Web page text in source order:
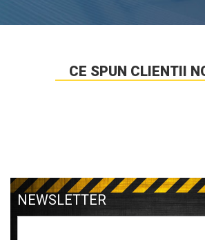
CE SPUN CLIENTII
NEWSLETTER